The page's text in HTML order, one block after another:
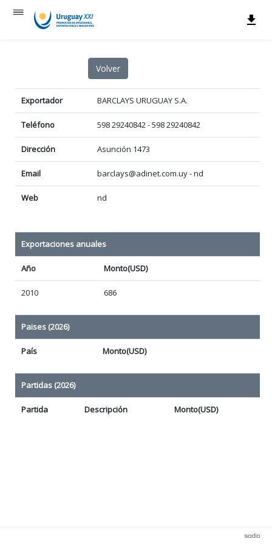
Exportador BARCLAYS URUGUAY S.A.
Teléfono 598 29240842 - 598 29240842
Dirección Asunción 1473
Email barclays@adinet.com.uy - nd
Web nd
Exportaciones anuales
Año Monto(USD)
2010 686
Paises (2026)
País Monto(USD)
Partidas (2026)
Partida Descripción Monto(USD)